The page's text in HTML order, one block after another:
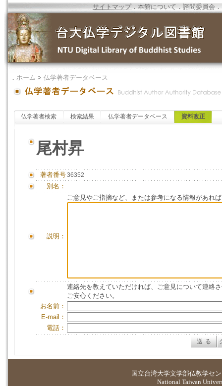
サイトマップ．本館について ．諮問委員会 ．
． ホーム > 仏学著者データベース
仏学著者検索 検索結果 仏学著者データベース 資料改正
尾村昇
著者番号36352
別名：
説明：
ご意見やご指摘など、または参考になる情報があれ
連絡先を教えていただければ、ご意見について連絡
ご安心ください。
お名前：
E-mail：
電話：
国立台湾大学文学部仏教学セ
National Taiwan